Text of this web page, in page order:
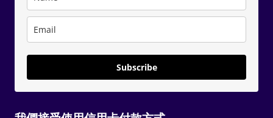
Subscribe